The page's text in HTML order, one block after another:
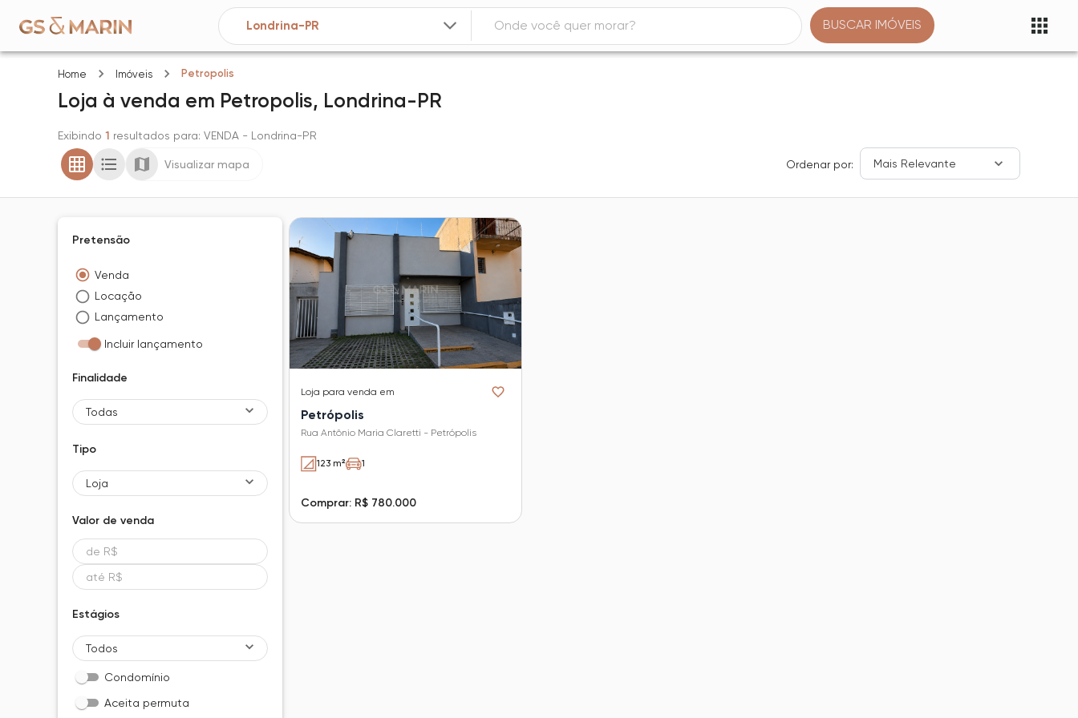
BUSCAR IMÓVEIS
Home Imóveis Petropolis
Loja à venda em Petropolis, Londrina-PR
Exibindo 1 resultados para: VENDA - Londrina-PR
Visualizar mapa Ordenar por: Mais Relevante
Pretensão
Venda
Locação
Lançamento
Incluir lançamento
Finalidade
Todas
Tipo
Loja
Valor de venda
Estágios
Todos
Condomínio
Aceita permuta
Loja para venda em
Petrópolis
Rua Antônio Maria Claretti - Petrópolis
123 m² 1
Comprar: R$ 780.000